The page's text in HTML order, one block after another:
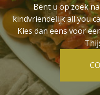
Bent u op zoek
kindvriendelijk all you
Kies dan eens voor